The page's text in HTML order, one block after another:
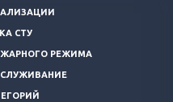
СТУ
РЕЖИМА